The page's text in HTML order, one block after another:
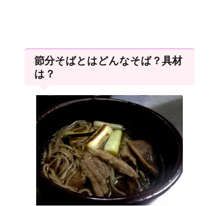
節分そばとはどんなそば？具材
は？